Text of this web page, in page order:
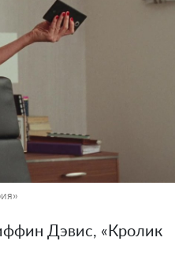
Дэвис, «Кролик